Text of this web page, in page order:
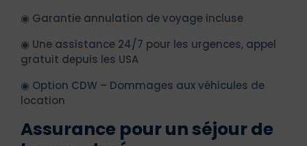
◉ Garantie annulation de voyage incluse
◉ Une assistance 24/7 pour les urgences, appel
gratuit depuis les USA
◉ Option CDW – Dommages aux véhicules de
location
Assurance pour un séjour de